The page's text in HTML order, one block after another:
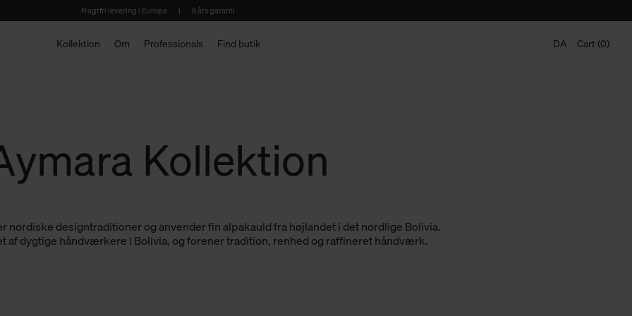
Fragtfri levering i Europa | 5 års garanti
Kollektion Om Professionals Find butik DA Cart (0)
Kollektion
nordiske designtraditioner og anvender fin alpakauld fra højlandet i det nordlige Bolivia.
af dygtige håndværkere i Bolivia, og forener tradition, renhed og raffineret håndværk.